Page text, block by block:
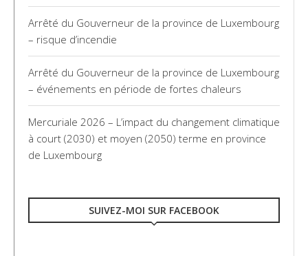
Arrêté du Gouverneur de la province de Luxembourg
– risque d’incendie
Arrêté du Gouverneur de la province de Luxembourg
– événements en période de fortes chaleurs
Mercuriale 2026 – L’impact du changement climatique
à court (2030) et moyen (2050) terme en province
de Luxembourg
SUIVEZ-MOI SUR FACEBOOK